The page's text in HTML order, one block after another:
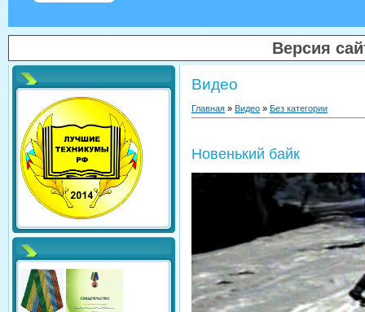
Версия
Видео
Главная » Видео » Без категории
Новенький байк